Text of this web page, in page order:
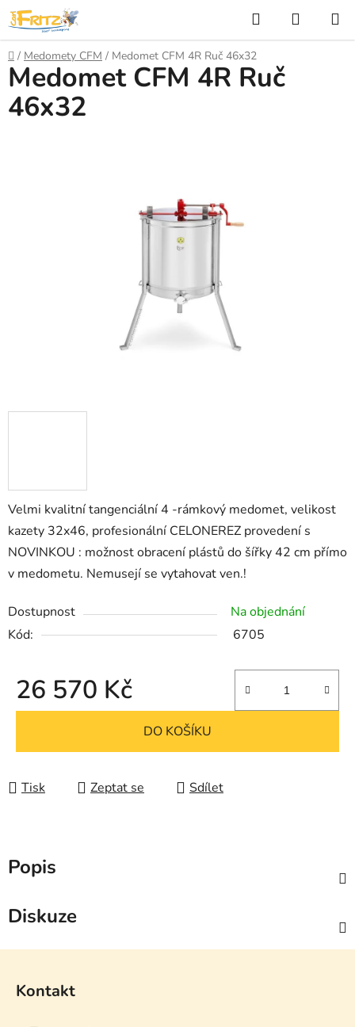
Přejít
na
obsah
Hledat
KOŠÍK
Domů
/ Medomety CFM / Medomet CFM 4R Ruč 46x32
Velmi kvalitní tangenciální 4 -rámkový medomet, velikost
kazety 32x46, profesionální CELONEREZ provedení s
NOVINKOU : možnost obracení plástů do šířky 42 cm přímo
v medometu. Nemusejí se vytahovat ven.!
Dostupnost
Na objednání
Kód:
6705
26 570 Kč
Měrná cena:
DO KOŠÍKU
Tisk Zeptat se Sdílet
Medomet CFM 4R Ruč
46x32
Popis
Diskuze
Kontakt